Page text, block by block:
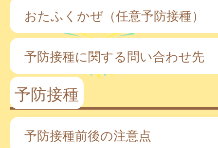
おたふくかぜ（任意予防接種）
予防接種に関する問い合わせ先
予防接種
予防接種前後の注意点